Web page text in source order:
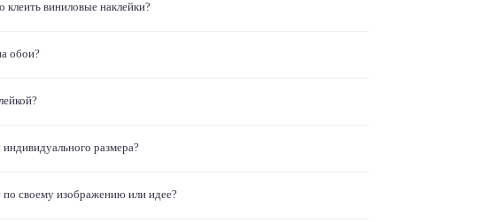
виниловые наклейки?
обои?
размера?
по своему изображению или идее?